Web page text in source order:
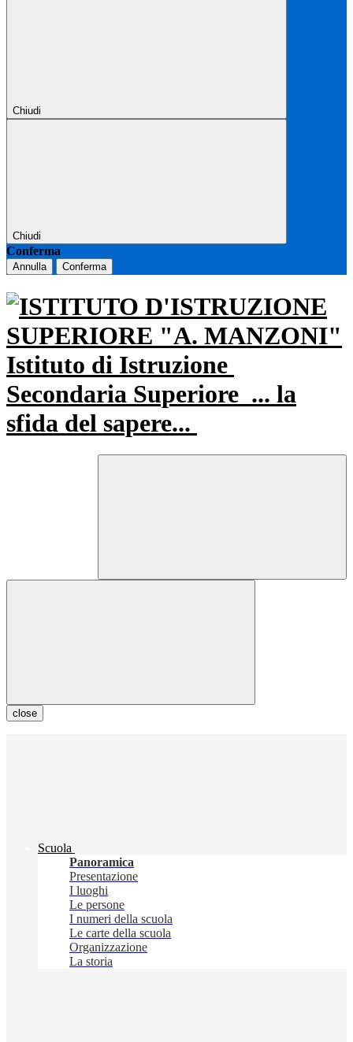
Chiudi
Chiudi
Conferma
Annulla Conferma
Istituto di Istruzione
Secondaria Superiore ... la
sfida del sapere...
close
Scuola
Panoramica
Presentazione
I luoghi
Le persone
I numeri della scuola
Le carte della scuola
Organizzazione
La storia